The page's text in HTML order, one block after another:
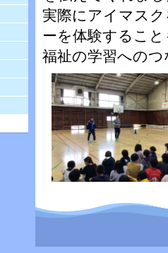
実際にアイマス
ーを体験するこ
福祉の学習への